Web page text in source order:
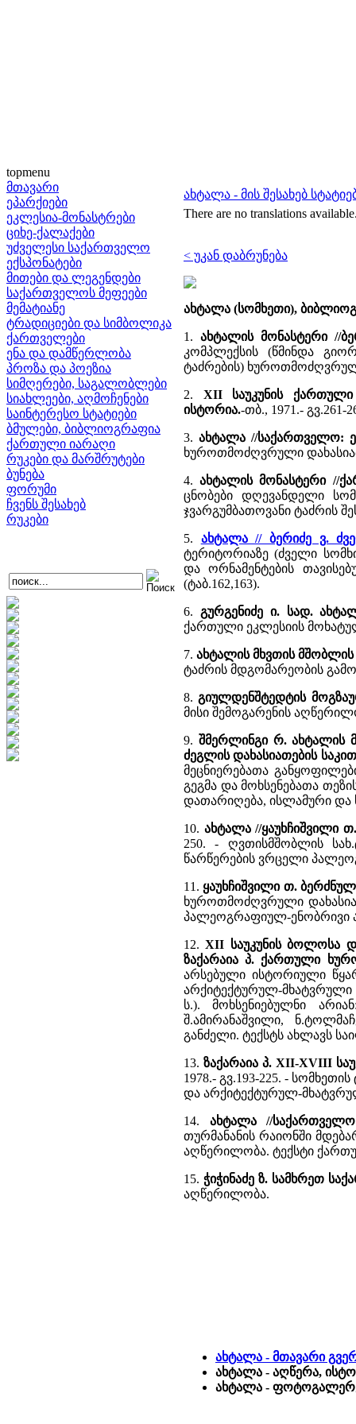
topmenu
მთავარი
ეპარქიები
ეკლესია-მონასტრები
ციხე-ქალაქები
უძველესი საქართველო
ექსპონატები
მითები და ლეგენდები
საქართველოს მეფეები
მემატიანე
ტრადიციები და სიმბოლიკა
ქართველები
ენა და დამწერლობა
პროზა და პოეზია
სიმღერები, საგალობლები
სიახლეები, აღმოჩენები
საინტერესო სტატიები
ბმულები, ბიბლიოგრაფია
ქართული იარაღი
რუკები და მარშრუტები
ბუნება
ფორუმი
ჩვენს შესახებ
რუკები
ახტალა - მის შესახებ
There are no translations
< უკან დაბრუნება
ახტალა (სომხეთი),
1.ახტალის მონასტერი //
კომპლექსის (წმინდა
ტაძრების)
2. XII საუკუნის
ისტორია.-თბ., 1971.-
3. ახტალა //საქართველო:
ხუროთმოძღვრული
4.ახტალის მონასტერი //
ცნობები დღევანდელი
ჯვარგუმბათოვანი ტაძრის
5. ახტალა // ბერიძე ვ.
ტერიტორიაზე (ძველი
და ორნამენტების
(ტაბ.162,163).
6. გურგენიძე ი. სად.
ქართული ეკლესიის
7. ახტალის მხვთის
ტაძრის მდგომარეობის
8.გიულდენშტედტის
მისი შემოგარენის
9. შმერლინგი რ. ახტალის
ძეგლის დახასიათების
მეცნიერებათა
გეგმა და მოხსენებათა
დათარიღება, ისლამური და
10. ახტალა //ყაუხჩიშვილი
250. - ღვთისმშობლის
წარწერების ვრცელი
11. ყაუხჩიშვილი თ.
ხუროთმოძღვრული
პალეოგრაფიულ-ენობრივი
12.XII საუკუნის ბოლოსა
ზაქარაია პ. ქართული
არსებული ისტორიული
არქიტექტურულ-მხატვრული
ს.). მოხსენიებულნი
შ.ამირანაშვილი,
განძელი. ტექსტს ახლავს
13. ზაქარაია პ. XII-XVIII
1978.- გვ.193-225. -
და არქიტექტურულ-
14. ახტალა //
თურმანანის რაიონში
აღწერილობა. ტექსტი
15.ჭიჭინაძე ზ. სამხრეთ
აღწერილობა.
ახტალა - მთავარი
ახტალა - აღწერა,
ახტალა -